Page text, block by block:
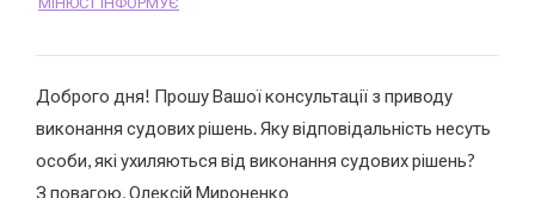
Доброго дня! Прошу Вашої консультації з приводу
виконання судових рішень. Яку відповідальність несуть
особи, які ухиляються від виконання судових рішень?
З повагою, Олексій Мироненко